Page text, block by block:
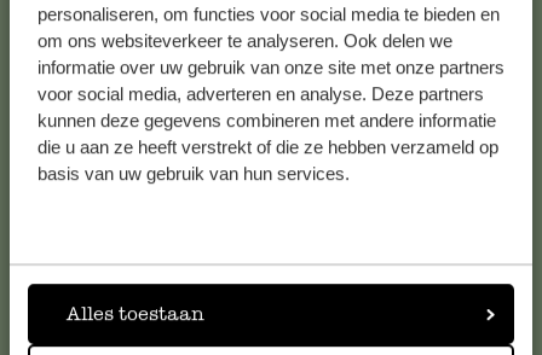
personaliseren, om functies voor social media te bieden en
om ons websiteverkeer te analyseren. Ook delen we
informatie over uw gebruik van onze site met onze partners
voor social media, adverteren en analyse. Deze partners
kunnen deze gegevens combineren met andere informatie
die u aan ze heeft verstrekt of die ze hebben verzameld op
basis van uw gebruik van hun services.
Alles toestaan
Alle 62 Geschäfte anzeigen
Kundenservice/Hilfe
Falls Sie Fragen haben oder Tipps und Hilfe brauchen, wenden
kundenservice@dille-kamille.at